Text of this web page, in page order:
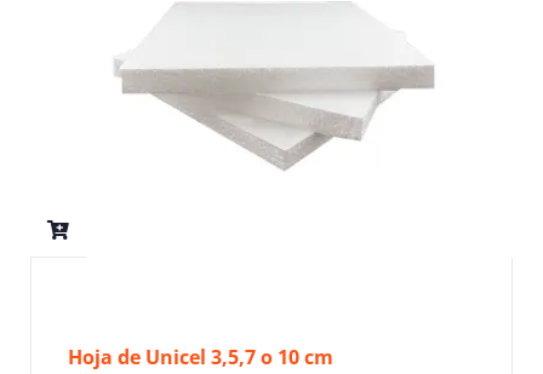
Hoja de Unicel 3,5,7 o 10 cm